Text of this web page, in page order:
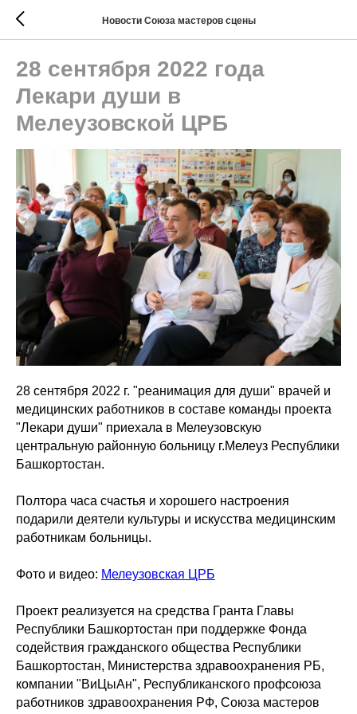
Новости Союза мастеров сцены
28 сентября 2022 года
Лекари души в
Мелеузовской ЦРБ
28 сентября 2022 г. "реанимация для души" врачей и
медицинских работников в составе команды проекта
"Лекари души" приехала в Мелеузовскую
центральную районную больницу г.Мелеуз Республики
Башкортостан.
Полтора часа счастья и хорошего настроения
подарили деятели культуры и искусства медицинским
работникам больницы.
Фото и видео: Мелеузовская ЦРБ
Проект реализуется на средства Гранта Главы
Республики Башкортостан при поддержке Фонда
содействия гражданского общества Республики
Башкортостан, Министерства здравоохранения РБ,
компании "ВиЦыАн", Республиканского профсоюза
работников здравоохранения РФ, Союза мастеров